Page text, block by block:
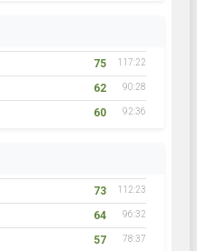
75 117:22
62 90:28
60 92:36
73 112:23
64 96:32
57 78:37